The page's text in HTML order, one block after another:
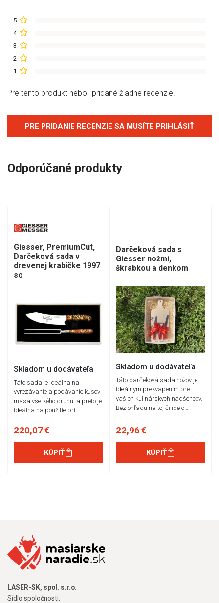
5
4
3
2
1
Pre tento produkt neboli pridané žiadne recenzie.
PRE PRIDANIE RECENZIE SA MUSÍTE PRIHLÁSIŤ
Odporúčané produkty
Giesser, PremiumCut,
Darčeková sada v
drevenej krabičke 1997
so
Skladom u dodávateľa
Táto sada je ideálna na
vyrezávanie a podávanie kusov
mäsa všetkého druhu, a preto je
ideálna na použitie pri…
220,07 €
KÚPIŤ
Darčeková sada s
Giesser nožmi,
škrabkou a denkom
Skladom u dodávateľa
Táto darčeková sada nožov je
ideálnym prekvapením pre
vašich kulinárskych nadšencov.
Bez ohľadu na to, či ide o…
22,96 €
KÚPIŤ
LASER-SK, spol. s.r.o.
Sídlo spoločnosti: